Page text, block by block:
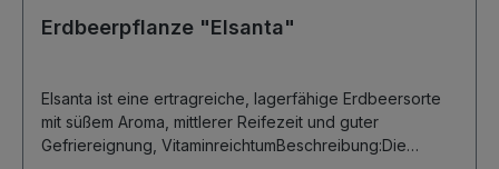
Erdbeerpflanze "Elsanta"
Elsanta ist eine ertragreiche, lagerfähige Erdbeersorte
mit süßem Aroma, mittlerer Reifezeit und guter
Gefriereignung, VitaminreichtumBeschreibung:Die